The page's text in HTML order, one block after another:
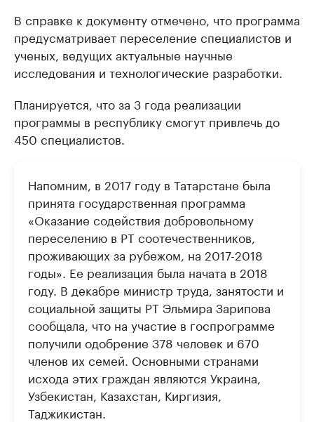
В справке к документу отмечено, что программа
предусматривает переселение специалистов и
ученых, ведущих актуальные научные
исследования и технологические разработки.
Планируется, что за 3 года реализации
программы в республику смогут привлечь до
450 специалистов.
Напомним, в 2017 году в Татарстане была
принята государственная программа
«Оказание содействия добровольному
переселению в РТ соотечественников,
проживающих за рубежом, на 2017-2018
годы». Ее реализация была начата в 2018
году. В декабре министр труда, занятости и
социальной защиты РТ Эльмира Зарипова
сообщала, что на участие в госпрограмме
получили одобрение 378 человек и 670
членов их семей. Основными странами
исхода этих граждан являются Украина,
Узбекистан, Казахстан, Киргизия,
Таджикистан.